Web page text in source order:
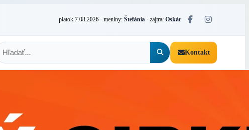
piatok 7.08.2026 · meniny: Štefánia · zajtra: Oskár
Kontakt